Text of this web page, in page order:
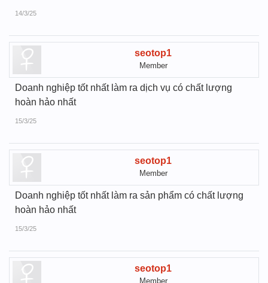
14/3/25
seotop1
Member
Doanh nghiệp tốt nhất làm ra dịch vụ có chất lượng
hoàn hảo nhất
15/3/25
seotop1
Member
Doanh nghiệp tốt nhất làm ra sản phẩm có chất lượng
hoàn hảo nhất
15/3/25
seotop1
Member